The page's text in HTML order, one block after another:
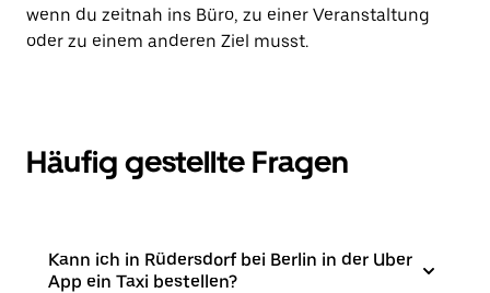
wenn du zeitnah ins Büro, zu einer Veranstaltung
oder zu einem anderen Ziel musst.
Häufig gestellte Fragen
Kann ich in Rüdersdorf bei Berlin in der Uber
App ein Taxi bestellen?